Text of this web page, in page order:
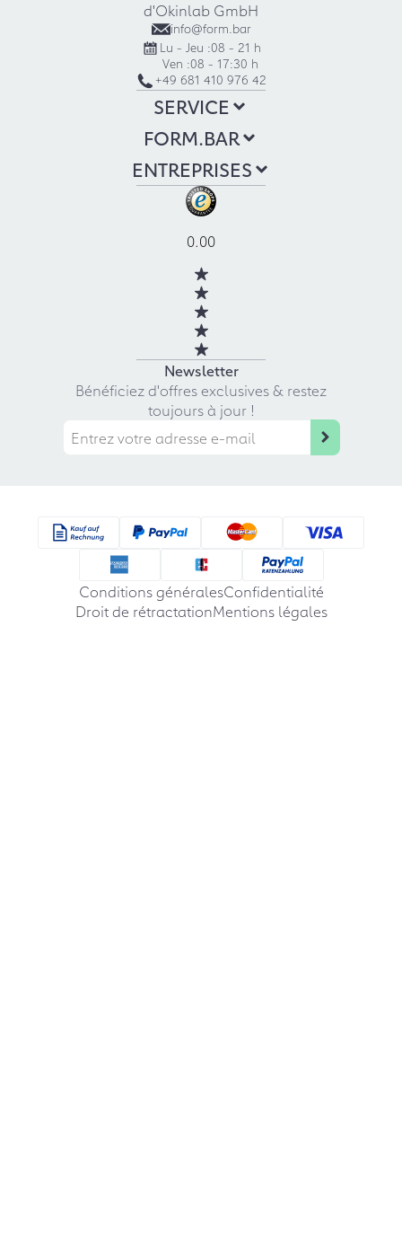
d'Okinlab GmbH
info@form.bar
Lu - Jeu :08 - 21 h
Ven :08 - 17:30 h
+49 681 410 976 42
SERVICE
FORM.BAR
ENTREPRISES
0.00
Newsletter
Bénéficiez d'offres exclusives & restez
toujours à jour !
Conditions généralesConfidentialité
Droit de rétractationMentions légales